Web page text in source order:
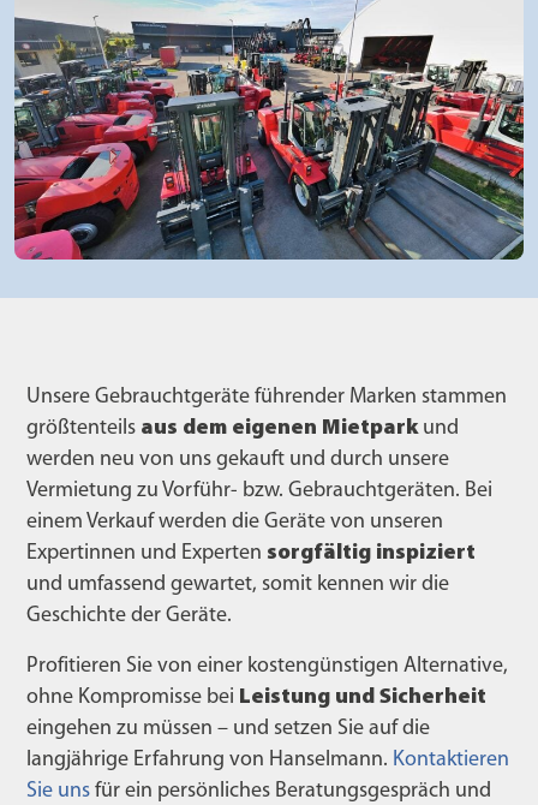
Unsere Gebrauchtgeräte führender Marken stammen
größtenteils aus dem eigenen Mietparkund
werden neu von uns gekauft und durch unsere
Vermietung zu Vorführ- bzw. Gebrauchtgeräten. Bei
einem Verkauf werden die Geräte von unseren
Expertinnen und Experten sorgfältig inspiziert
und umfassend gewartet, somit kennen wir die
Geschichte der Geräte.
Profitieren Sie von einer kostengünstigen Alternative,
ohne Kompromisse bei Leistung und Sicherheit
eingehen zu müssen – und setzen Sie auf die
langjährige Erfahrung von Hanselmann. Kontaktieren
Sie uns für ein persönliches Beratungsgespräch und